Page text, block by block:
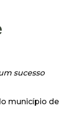
sucesso
município de